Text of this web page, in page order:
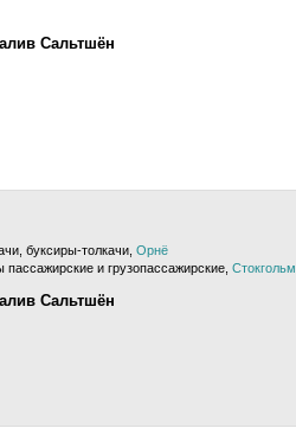
Сальтшён
буксиры-толкачи, Орнё
и грузопассажирские, Стокгольм
Сальтшён